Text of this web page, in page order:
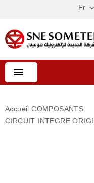
Fr 

Accueil COMPOSANTS
CIRCUIT INTEGRE